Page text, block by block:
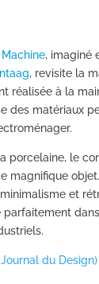
, imaginé
, revisite la
réalisée à la
des matériaux
porcelaine, le
magnifique
et
parfaitement
du Design)